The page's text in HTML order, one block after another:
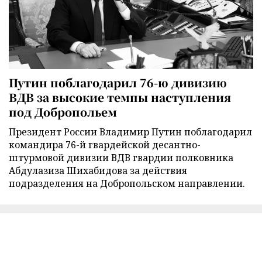
Путин поблагодарил 76-ю дивизию
ВДВ за высокие темпы наступления
под Добропольем
Президент России Владимир Путин поблагодарил
командира 76-й гвардейской десантно-
штурмовой дивизии ВДВ гвардии полковника
Абдулазиза Шихабидова за действия
подразделения на Добропольском направлении.